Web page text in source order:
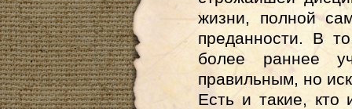
жизни, полной
преданности. В
более раннее
правильным, но
Есть и такие, кто